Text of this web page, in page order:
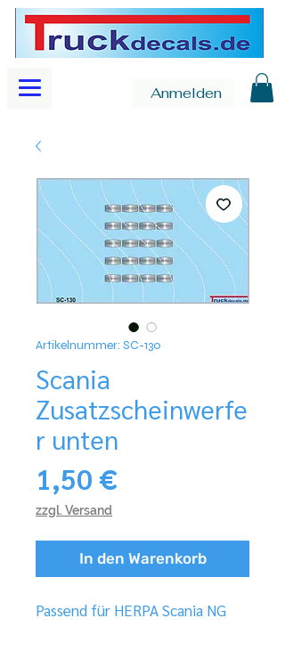
Anmelden
Artikelnummer: SC-130
Scania
Zusatzscheinwerfe
r unten
1,50 €Preis
zzgl. Versand
In den Warenkorb
Passend für HERPA Scania NG